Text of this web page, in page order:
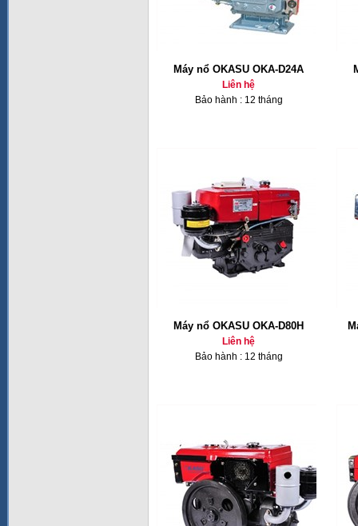
Máy nổ OKASU OKA-D24A
Liên hệ
Bảo hành : 12 tháng
Máy nổ OKASU OKA-D80H
Liên hệ
Bảo hành : 12 tháng